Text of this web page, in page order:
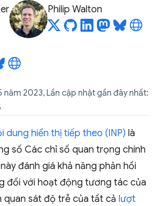
Philip Walton
năm 2023, Lần cập nhật gần đây nhất:
hiển thị tiếp theo (INP) là
số Các chỉ số quan trọng chính
đánh giá khả năng phản hồi
đối với hoạt động tương tác của
sát độ trễ của tất cả lượt